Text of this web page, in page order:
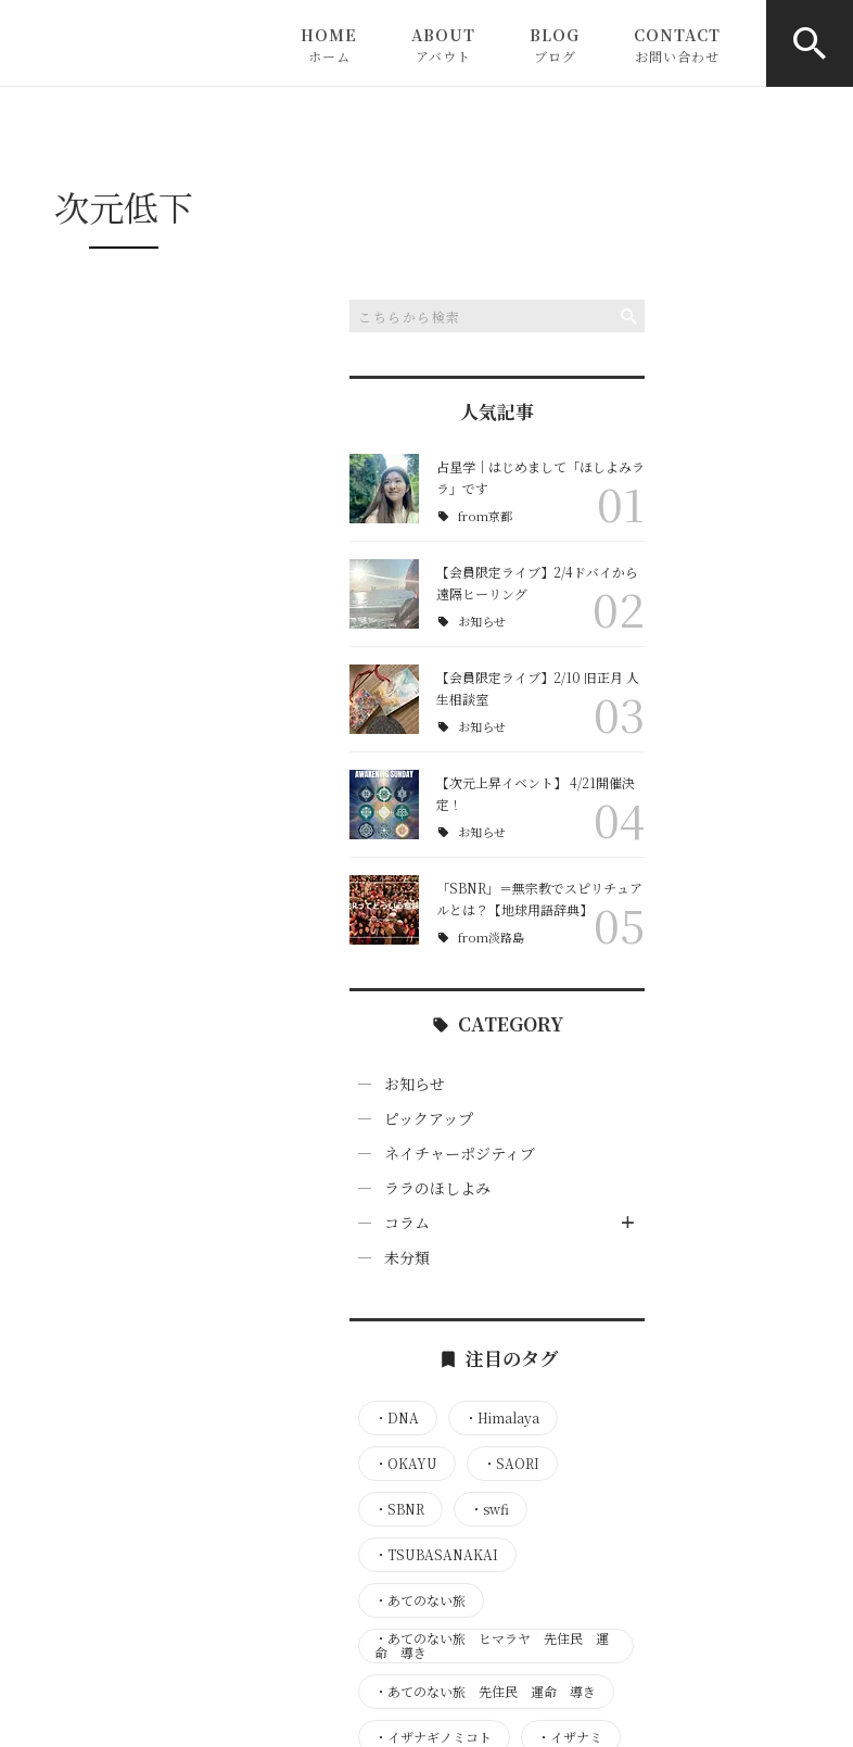
HOME
ホーム
ABOUT
アバウト
BLOG
ブログ
CONTACT
お問い合わせ
次元低下
人気記事
占星学｜はじめまして「ほしよみラ
ラ」です
from京都 01
【会員限定ライブ】2/4ドバイから
遠隔ヒーリング
お知らせ 02
【会員限定ライブ】2/10 旧正月 人
生相談室
お知らせ 03
【次元上昇イベント】 4/21開催決
定！
お知らせ 04
「SBNR」＝無宗教でスピリチュア
ルとは？【地球用語辞典】
from淡路島 05
CATEGORY
お知らせ
ピックアップ
ネイチャーポジティブ
ララのほしよみ
コラム
未分類
注目のタグ
・ DNA ・ Himalaya
・ OKAYU ・ SAORI
・ SBNR ・ swfi
・ TSUBASANAKAI
・ あてのない旅
・ あてのない旅 ヒマラヤ 先住民 運
命 導き
・ あてのない旅 先住民 運命 導き
・ イザナギノミコト ・ イザナミ